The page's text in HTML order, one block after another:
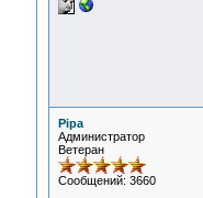
Pipa
Администратор
Ветеран
Сообщений: 3660